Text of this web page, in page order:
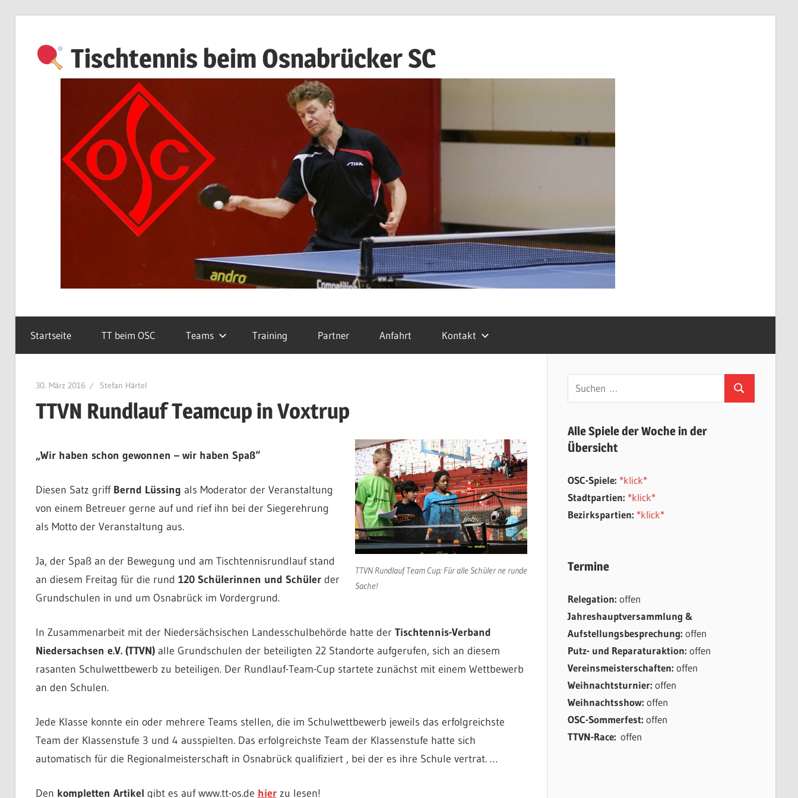
springen
Tischtennis beim Osnabrücker SC
Startseite TT beim OSC Teams Training Partner Anfahrt Kontakt
30. März 2016 Stefan Härtel
TTVN Rundlauf Teamcup in Voxtrup
TTVN Rundlauf Team Cup: Für alle Schüler ne runde
Sache!
„Wir haben schon gewonnen – wir haben Spaß“
Diesen Satz griff Bernd Lüssing als Moderator der Veranstaltung
von einem Betreuer gerne auf und rief ihn bei der Siegerehrung
als Motto der Veranstaltung aus.
Ja, der Spaß an der Bewegung und am Tischtennisrundlauf stand
an diesem Freitag für die rund 120 Schülerinnen und Schülerder
Grundschulen in und um Osnabrück im Vordergrund.
In Zusammenarbeit mit der Niedersächsischen Landesschulbehörde hatte der Tischtennis-Verband
Niedersachsen e.V. (TTVN)alle Grundschulen der beteiligten 22 Standorte aufgerufen, sich an diesem
rasanten Schulwettbewerb zu beteiligen. Der Rundlauf-Team-Cup startete zunächst mit einem Wettbewerb
an den Schulen.
Jede Klasse konnte ein oder mehrere Teams stellen, die im Schulwettbewerb jeweils das erfolgreichste
Team der Klassenstufe 3 und 4 ausspielten. Das erfolgreichste Team der Klassenstufe hatte sich
automatisch für die Regionalmeisterschaft in Osnabrück qualifiziert , bei der es ihre Schule vertrat. …
Den kompletten Artikel gibt es auf www.tt-os.de hierzu lesen!
Suchen
nach:
Suchen
Alle Spiele der Woche in der
Übersicht
OSC-Spiele: *klick*
Stadtpartien: *klick*
Bezirkspartien: *klick*
Termine
Relegation: offen
Jahreshauptversammlung &
Aufstellungsbesprechung: offen
Putz- und Reparaturaktion: offen
Vereinsmeisterschaften: offen
Weihnachtsturnier: offen
Weihnachtsshow: offen
OSC-Sommerfest: offen
TTVN-Race: offen